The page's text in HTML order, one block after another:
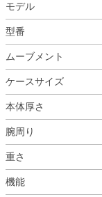
モデル
型番
ムーブメント
ケースサイズ
本体厚さ
腕周り
重さ
機能